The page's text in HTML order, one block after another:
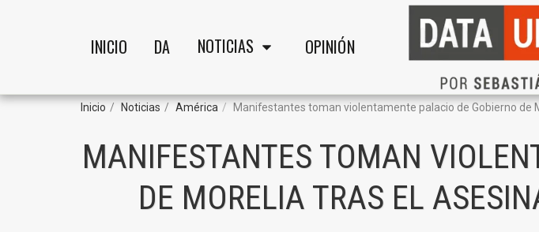
INICIO DA NOTICIAS OPINIÓN
Inicio Noticias América Manifestantes toman violentamente palacio de Gobierno de
MANIFESTANTES TOMAN
DE MORELIA TRAS EL